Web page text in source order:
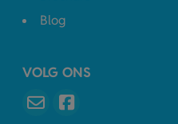
Blog
VOLG ONS